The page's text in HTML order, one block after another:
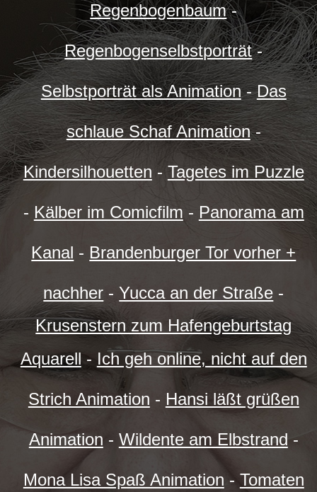
Regenbogenbaum-
Regenbogenselbstporträt-
Selbstporträt als Animation-Das
schlaue Schaf Animation-
Kindersilhouetten - Tagetes im Puzzle
- Kälber im Comicfilm - Panorama am
Kanal - Brandenburger Tor vorher +
nachher -Yucca an der Straße -
Krusenstern zum Hafengeburtstag
Aquarell - Ich geh online, nicht auf den
Strich Animation - Hansi läßt grüßen
Animation - Wildente am Elbstrand -
Mona Lisa Spaß Animation- Tomaten